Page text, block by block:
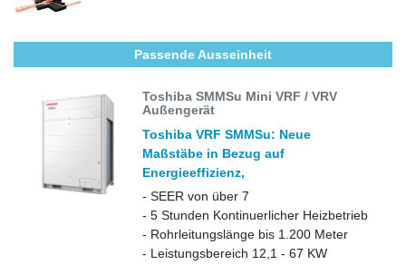
Passende Ausseinheit
Toshiba SMMSu Mini VRF / VRV
Außengerät
Toshiba VRF SMMSu: Neue
Maßstäbe in Bezug auf
Energieeffizienz,
- SEER von über 7
- 5 Stunden Kontinuerlicher Heizbetrieb
- Rohrleitungslänge bis 1.200 Meter
- Leistungsbereich 12,1 - 67 KW